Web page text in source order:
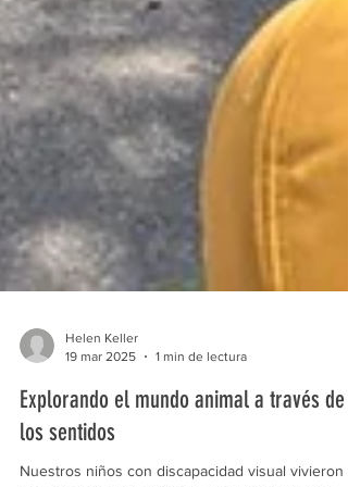
Helen Keller
19 mar 2025
Explorando el mundo animal a través de